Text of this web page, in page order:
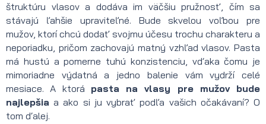
štruktúru vlasov a dodáva im väčšiu pružnosť, čím sa
stávajú ľahšie upraviteľné. Bude skvelou voľbou pre
mužov, ktorí chcú dodať svojmu účesu trochu charakteru a
neporiadku, pričom zachovajú matný vzhľad vlasov. Pasta
má hustú a pomerne tuhú konzistenciu, vďaka čomu je
mimoriadne výdatná a jedno balenie vám vydrží celé
mesiace. A ktorá pasta na vlasy pre mužov bude
najlepšia a ako si ju vybrať podľa vašich očakávaní? O
tom ďalej.